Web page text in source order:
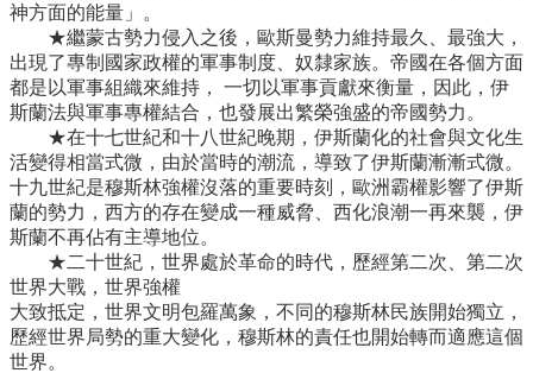
神方面的能量」。
★繼蒙古勢力侵入之後，歐斯曼勢力維持最久、最強大，
出現了專制國家政權的軍事制度、奴隸家族。帝國在各個方面
都是以軍事組織來維持， 一切以軍事貢獻來衡量，因此，伊
斯蘭法與軍事專權結合，也發展出繁榮強盛的帝國勢力。
★在十七世紀和十八世紀晚期，伊斯蘭化的社會與文化生
活變得相當式微，由於當時的潮流，導致了伊斯蘭漸漸式微。
十九世紀是穆斯林強權沒落的重要時刻，歐洲霸權影響了伊斯
蘭的勢力，西方的存在變成一種威脅、西化浪潮一再來襲，伊
斯蘭不再佔有主導地位。
★二十世紀，世界處於革命的時代，歷經第二次、第二次
世界大戰，世界強權
大致抵定，世界文明包羅萬象，不同的穆斯林民族開始獨立，
歷經世界局勢的重大變化，穆斯林的責任也開始轉而適應這個
世界。